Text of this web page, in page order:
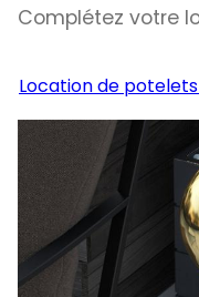
Complétez votre
Location de